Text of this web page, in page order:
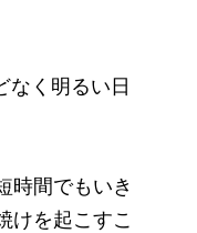
なく明るい日
時間でもいき
けを起こすこ